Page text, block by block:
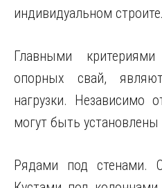
индивидуальном
Главными
опорных свай,
нагрузки. Независимо
могут быть
Рядами под стенами.